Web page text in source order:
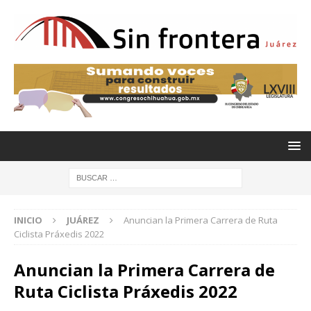
INICIO JUÁREZ
Anuncian la Primera Carrera de Ruta
Ciclista Práxedis 2022
Anuncian la Primera Carrera de
Ruta Ciclista Práxedis 2022